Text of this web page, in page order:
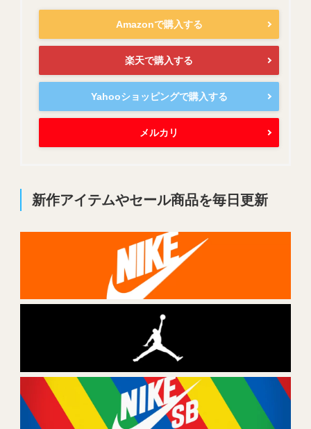
Amazonで購入する
楽天で購入する
Yahooショッピングで購入する
メルカリ
新作アイテムやセール商品を毎日更新